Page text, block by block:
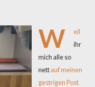
W
eil
ihr
mich alle so
nett auf meinen
gestrigen Post